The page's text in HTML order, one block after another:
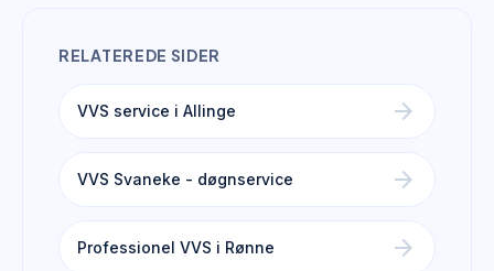
RELATEREDE SIDER
VVS service i Allinge arrow_forward
VVS Svaneke - døgnservice arrow_forward
Professionel VVS i Rønne arrow_forward